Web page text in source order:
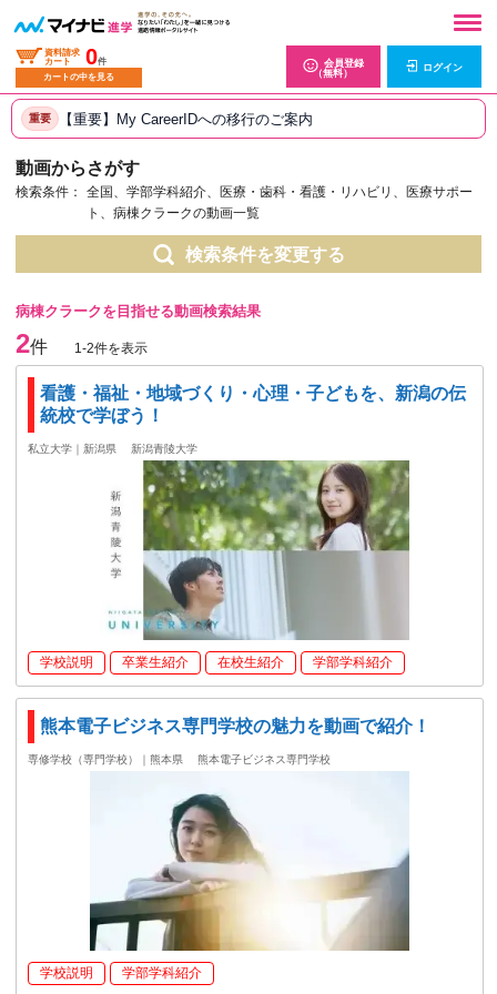
資料請求
カート
0件
カートの中を見る
会員登録
（無料）
ログイン
重要 【重要】My CareerIDへの移行のご案内
動画からさがす
検索条件：
全国、学部学科紹介、医療・歯科・看護・リハビリ、医療サポー
ト、病棟クラークの動画一覧
検索条件を変更する
病棟クラークを目指せる動画検索結果
2件 1-2件を表示
看護・福祉・地域づくり・心理・子どもを、新潟の伝
統校で学ぼう！
私立大学｜新潟県 新潟青陵大学
学校説明 卒業生紹介 在校生紹介 学部学科紹介
熊本電子ビジネス専門学校の魅力を動画で紹介！
専修学校（専門学校）｜熊本県 熊本電子ビジネス専門学校
学校説明 学部学科紹介